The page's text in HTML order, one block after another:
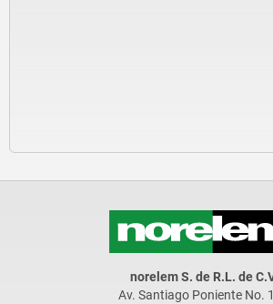
norelem S. de R.L. de
Av. Santiago Poniente No.